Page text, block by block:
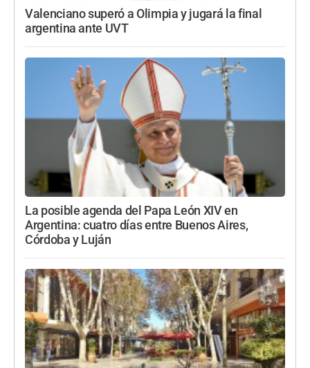
Valenciano superó a Olimpia y jugará la final
argentina ante UVT
La posible agenda del Papa León XIV en
Argentina: cuatro días entre Buenos Aires,
Córdoba y Luján